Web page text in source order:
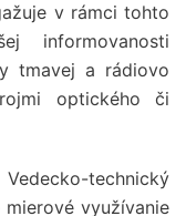
v rámci tohto
informovanosti
tmavej a rádiovo
optického či
technický
využívanie